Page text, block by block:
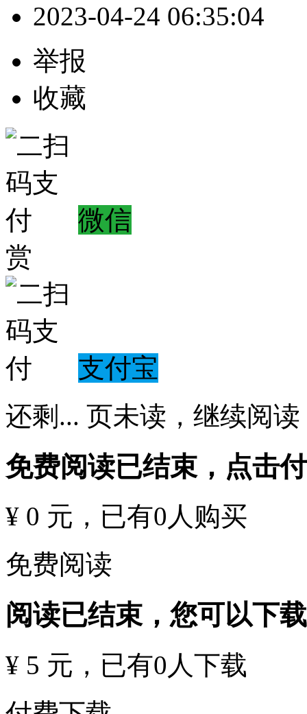
2023-04-24 06:35:04
举报
收藏
微信
赏
支付宝
还剩 ... 页未读， 继续阅读
免费阅读已结束，点击
¥ 0 元 ，已有0 人购买
免费阅读
阅读已结束，您可以下
¥ 5 元 ，已有0 人下载